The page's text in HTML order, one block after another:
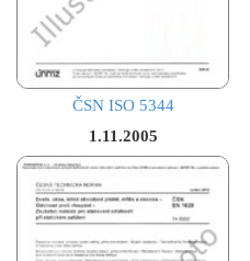
ČSN ISO 5344
1.11.2005